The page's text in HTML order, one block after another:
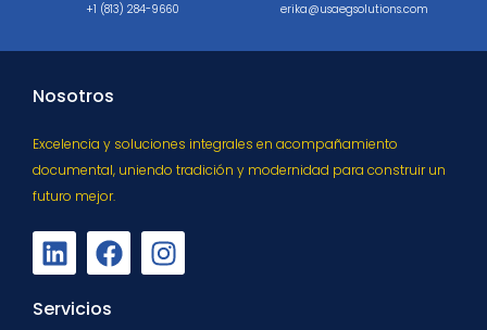
+1 (813) 284-9660
erika@usaegsolutions.com
Nosotros
Excelencia y soluciones integrales en acompañamiento
documental, uniendo tradición y modernidad para construir un
futuro mejor.
Servicios